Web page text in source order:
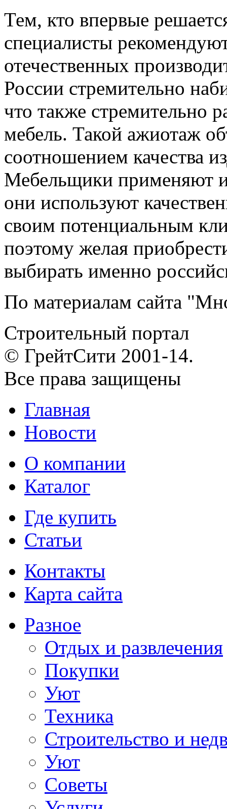
Тем, кто впервые
специалисты
отечественных
России стремительно
что также стремительно
мебель. Такой ажиотаж
соотношением качества
Мебельщики применяют
они используют
своим потенциальным
поэтому желая
выбирать именно
По материалам сайта
Строительный портал
© ГрейтСити 2001-14.
Все права защищены
Главная
Новости
О компании
Каталог
Где купить
Статьи
Контакты
Карта сайта
Разное
Отдых и развлечения
Покупки
Уют
Техника
Строительство и
Уют
Советы